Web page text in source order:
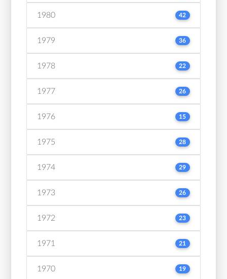
1980 42
1979 36
1978 22
1977 26
1976 15
1975 28
1974 29
1973 26
1972 23
1971 21
1970 19